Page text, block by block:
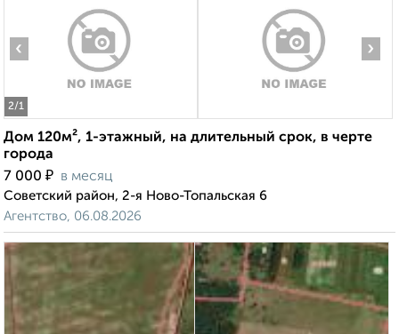
2/1
‹ ›
Дом 120м², 1-этажный, на длительный срок, в черте
города
7 000 ₽ в месяц
Советский район, 2-я Ново-Топальская 6
Агентство, 06.08.2026